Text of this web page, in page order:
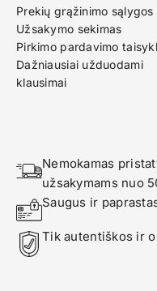
Prekių grąžinimo sąlygos
Užsakymo sekimas
Pirkimo pardavimo
Dažniausiai užduodami
klausimai
Nemokamas
užsakymams nuo
Saugus ir
Tik autentiškos ir